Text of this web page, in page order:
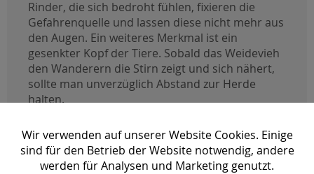
Rinder, die sich bedroht fühlen, fixieren die
Gefahrenquelle und lassen diese nicht mehr aus
den Augen. Ein weiteres Merkmal ist ein
gesenkter Kopf der Tiere. Sobald das Weidevieh
den Wanderern die Stirn zeigt und sich nähert,
sollte man unverzüglich Abstand zur Herde
halten.
Wir verwenden auf unserer Website Cookies. Einige
sind für den Betrieb der Website notwendig, andere
werden für Analysen und Marketing genutzt.